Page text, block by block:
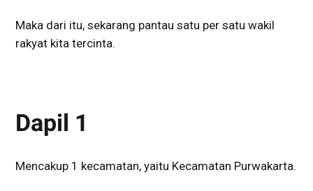
Maka dari itu, sekarang pantau satu per satu wakil
rakyat kita tercinta.
Dapil 1
Mencakup 1 kecamatan, yaitu Kecamatan Purwakarta.